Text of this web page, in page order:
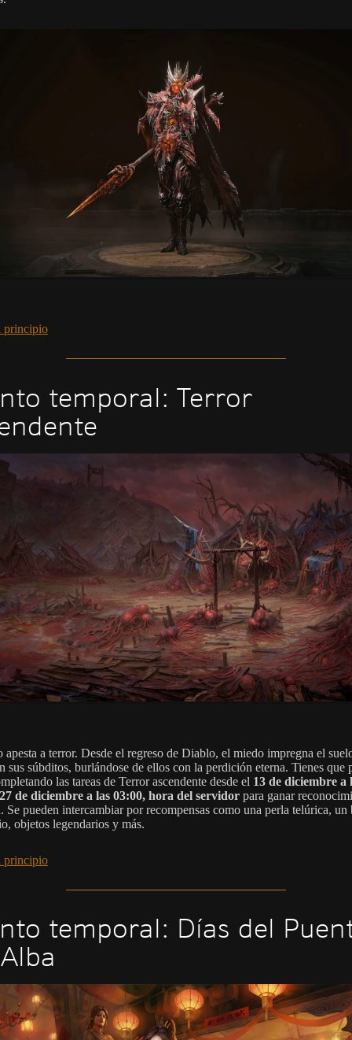
principio
temporal: Terror
apesta a terror. Desde el regreso de Diablo, el miedo impregna el
sus súbditos, burlándose de ellos con la perdición eterna. Tienes que
las tareas de Terror ascendente desde el 13 de diciembre a
de diciembre a las 03:00, hora del servidor para ganar
Se pueden intercambiar por recompensas como una perla telúrica, un
objetos legendarios y más.
principio
temporal: Días del